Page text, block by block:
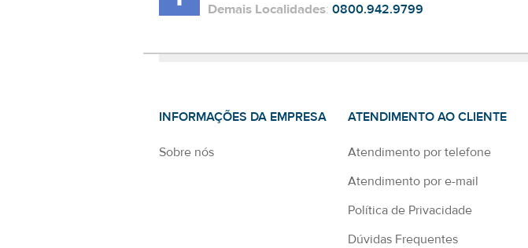
Demais Localidades: 0800.942.9799
INFORMAÇÕES DA EMPRESA
Sobre nós
ATENDIMENTO AO CLIENTE
Atendimento por telefone
Atendimento por e-mail
Política de Privacidade
Dúvidas Frequentes